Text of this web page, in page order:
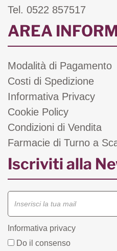
Tel. 0522 857517
AREA
Modalità di Pagamento
Costi di Spedizione
Informativa Privacy
Cookie Policy
Condizioni di Vendita
Farmacie di Turno a
Iscriviti alla
Informativa privacy
Do il consenso